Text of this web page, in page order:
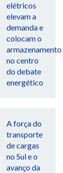
elétricos
elevam a
demanda e
colocam o
armazenamento
no centro
do debate
energético
A força do
transporte
de cargas
no Sul e o
avanço da